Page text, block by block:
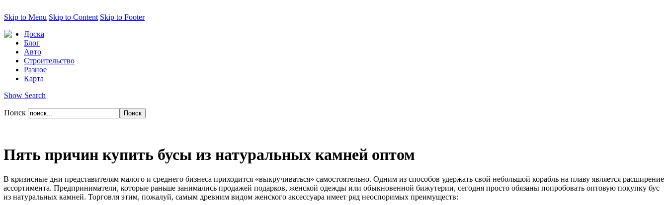
Skip to Menu Skip to Content Skip to Footer
Доска
Блог
Авто
Строительство
Разное
Карта
Show Search
Поиск
Пять причин купить бусы из натуральных камней оптом
В кризисные дни представителям малого и среднего бизнеса приходится «выкручиваться» самостоятельно. Одним из способов удержать свой небольшой корабль на плаву является расширение
ассортимента. Предприниматели, которые раньше занимались продажей подарков, женской одежды или обыкновенной бижутерии, сегодня просто обязаны попробовать оптовую покупку бус
из натуральных камней. Торговля этим, пожалуй, самым древним видом женского аксессуара имеет ряд неоспоримых преимуществ: